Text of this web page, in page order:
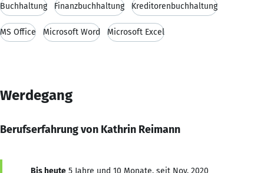
Buchhaltung Finanzbuchhaltung Kreditorenbuchhaltung
MS Office Microsoft Word Microsoft Excel
Werdegang
Berufserfahrung von Kathrin Reimann
Bis heute 5 Jahre und 10 Monate, seit Nov. 2020